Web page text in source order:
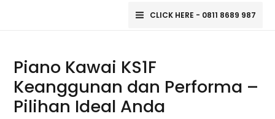
MainCLICK HERE - 0811 8689 987
Piano Kawai KS1F
Keanggunan dan Performa –
Pilihan Ideal Anda